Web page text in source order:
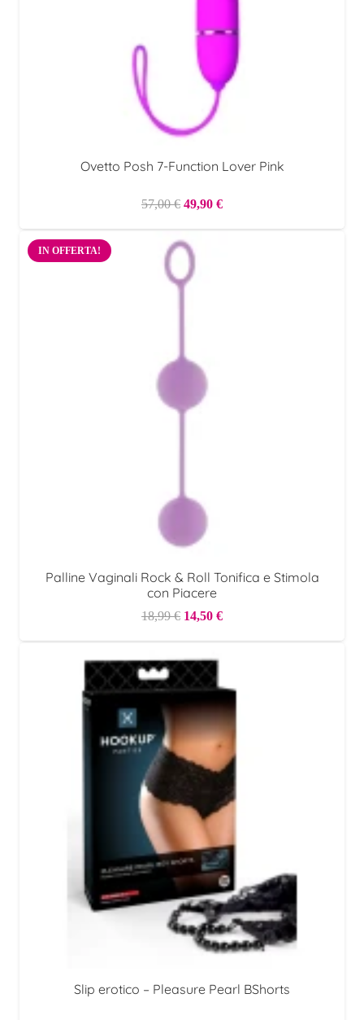
Ovetto Posh 7-Function Lover Pink
57,00€ Il
prezzo
originale
era:
49,90 €Il
prezzo
IN OFFERTA!
Palline Vaginali Rock & Roll Tonifica e Stimola
con Piacere
18,99€ Il
prezzo
originale
era:
18,99 €.
14,50 €Il
prezzo
è:
14,50 €.
Slip erotico – Pleasure Pearl BShorts